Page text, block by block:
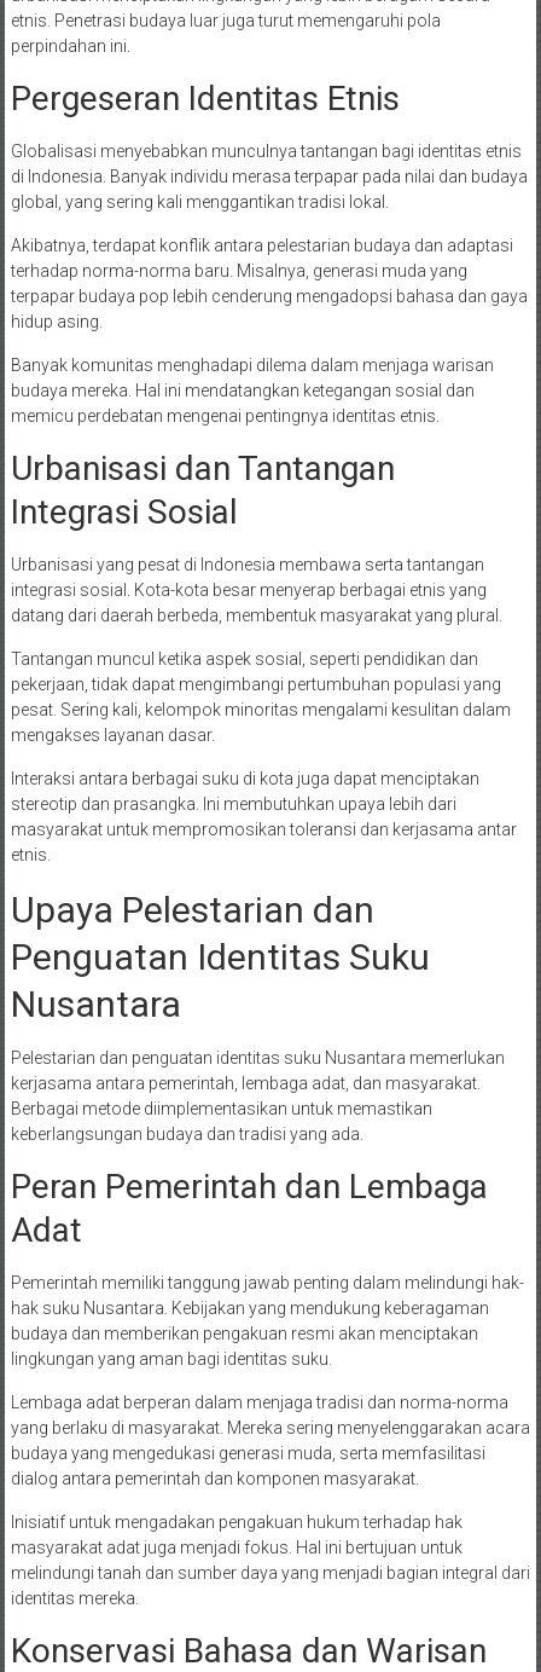
etnis. Penetrasi budaya luar juga turut memengaruhi pola
perpindahan ini.
Pergeseran Identitas Etnis
Globalisasi menyebabkan munculnya tantangan bagi identitas etnis
di Indonesia. Banyak individu merasa terpapar pada nilai dan budaya
global, yang sering kali menggantikan tradisi lokal.
Akibatnya, terdapat konflik antara pelestarian budaya dan adaptasi
terhadap norma-norma baru. Misalnya, generasi muda yang
terpapar budaya pop lebih cenderung mengadopsi bahasa dan gaya
hidup asing.
Banyak komunitas menghadapi dilema dalam menjaga warisan
budaya mereka. Hal ini mendatangkan ketegangan sosial dan
memicu perdebatan mengenai pentingnya identitas etnis.
Urbanisasi dan Tantangan
Integrasi Sosial
Urbanisasi yang pesat di Indonesia membawa serta tantangan
integrasi sosial. Kota-kota besar menyerap berbagai etnis yang
datang dari daerah berbeda, membentuk masyarakat yang plural.
Tantangan muncul ketika aspek sosial, seperti pendidikan dan
pekerjaan, tidak dapat mengimbangi pertumbuhan populasi yang
pesat. Sering kali, kelompok minoritas mengalami kesulitan dalam
mengakses layanan dasar.
Interaksi antara berbagai suku di kota juga dapat menciptakan
stereotip dan prasangka. Ini membutuhkan upaya lebih dari
masyarakat untuk mempromosikan toleransi dan kerjasama antar
etnis.
Upaya Pelestarian dan
Penguatan Identitas Suku
Nusantara
Pelestarian dan penguatan identitas suku Nusantara memerlukan
kerjasama antara pemerintah, lembaga adat, dan masyarakat.
Berbagai metode diimplementasikan untuk memastikan
keberlangsungan budaya dan tradisi yang ada.
Peran Pemerintah dan Lembaga
Adat
Pemerintah memiliki tanggung jawab penting dalam melindungi hak-
hak suku Nusantara. Kebijakan yang mendukung keberagaman
budaya dan memberikan pengakuan resmi akan menciptakan
lingkungan yang aman bagi identitas suku.
Lembaga adat berperan dalam menjaga tradisi dan norma-norma
yang berlaku di masyarakat. Mereka sering menyelenggarakan acara
budaya yang mengedukasi generasi muda, serta memfasilitasi
dialog antara pemerintah dan komponen masyarakat.
Inisiatif untuk mengadakan pengakuan hukum terhadap hak
masyarakat adat juga menjadi fokus. Hal ini bertujuan untuk
melindungi tanah dan sumber daya yang menjadi bagian integral dari
identitas mereka.
Konservasi Bahasa dan Warisan